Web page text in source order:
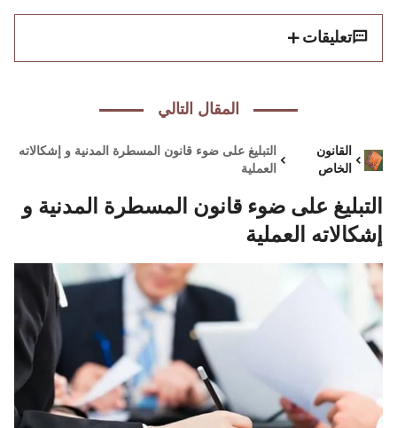
تعليقات
المقال التالي
القانون
الخاص
التبليغ على ضوء قانون المسطرة المدنية و إشكالاته
العملية
التبليغ على ضوء قانون المسطرة المدنية و
إشكالاته العملية